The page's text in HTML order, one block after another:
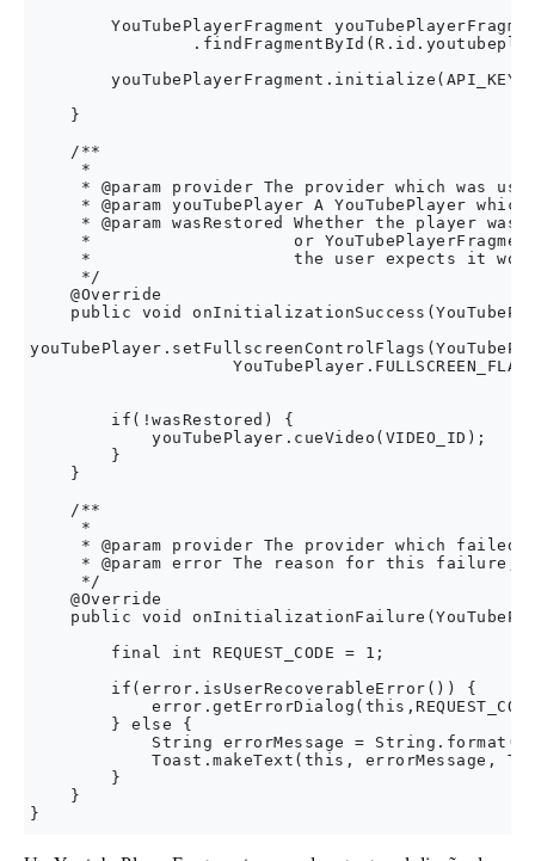
YouTubePlayerFragment
youTubePlayerFragment.initialize(API_KEY,
    }
    /**
     *
* @param provider The provider which was
* @param youTubePlayer A YouTubePlayer
* @param wasRestored Whether the player was
*                    or
*                    the user expects it
     */
    @Override
public void
        if(!wasRestored) {
            youTubePlayer.cueVideo(VIDEO_ID);
        }
    }
    /**
     *
* @param provider The provider which failed
* @param error The reason for this failure,
     */
    @Override
public void
        final int REQUEST_CODE = 1;
        if(error.isUserRecoverableError()) {
        } else {
String errorMessage =
Toast.makeText(this, errorMessage,
        }
    }